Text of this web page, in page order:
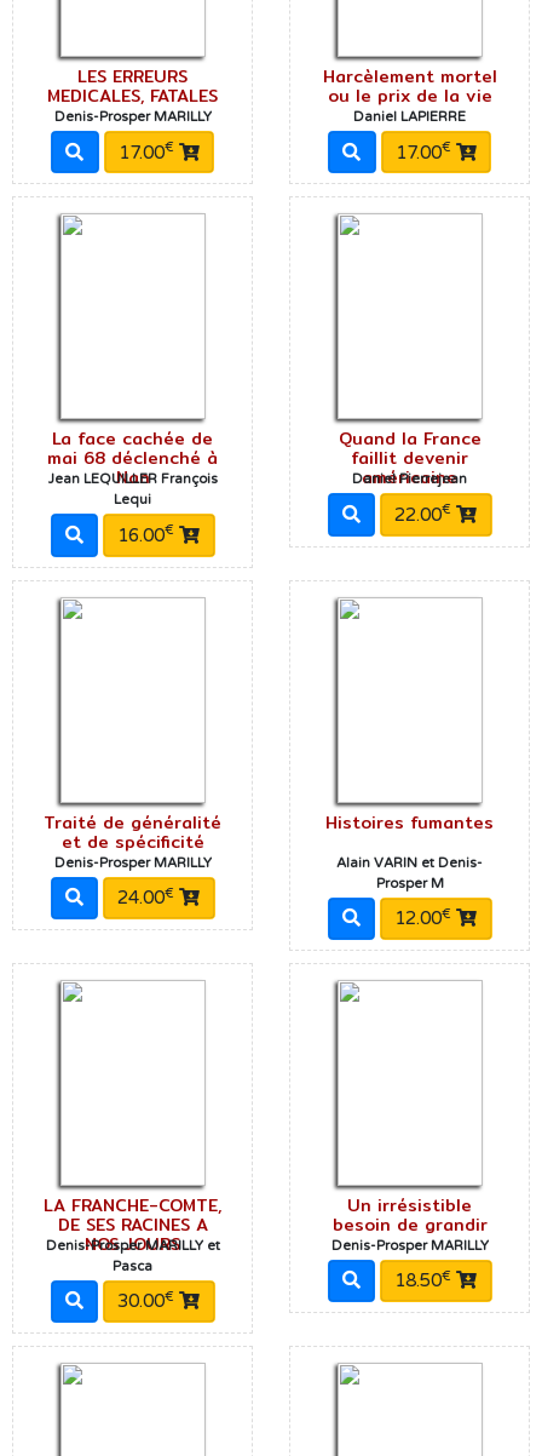
LES ERREURS
MEDICALES, FATALES
Denis-Prosper MARILLY
17.00€
Harcèlement mortel
ou le prix de la vie
Daniel LAPIERRE
17.00€
La face cachée de
mai 68 déclenché à
Nan
Jean LEQUILLER François
Lequi
16.00€
Quand la France
faillit devenir
américaine
Daniel Pierrejean
22.00€
Traité de généralité
et de spécificité
Denis-Prosper MARILLY
24.00€
Histoires fumantes
Alain VARIN et Denis-
Prosper M
12.00€
LA FRANCHE-COMTE,
DE SES RACINES A
NOS JOURS
Denis-Prosper MARILLY et
Pasca
30.00€
Un irrésistible
besoin de grandir
Denis-Prosper MARILLY
18.50€